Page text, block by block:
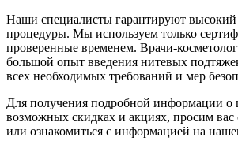
Наши специалисты гарантируют высокий
процедуры. Мы используем только
проверенные временем. Врачи-
большой опыт введения нитевых
всех необходимых требований и мер
Для получения подробной информации о
возможных скидках и акциях, просим вас
или ознакомиться с информацией на